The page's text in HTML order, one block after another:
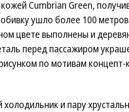
Cumbrian Green,
ушло более 100
цвете выполнены и
перед пассажиром
по мотивам концепт-
и пару